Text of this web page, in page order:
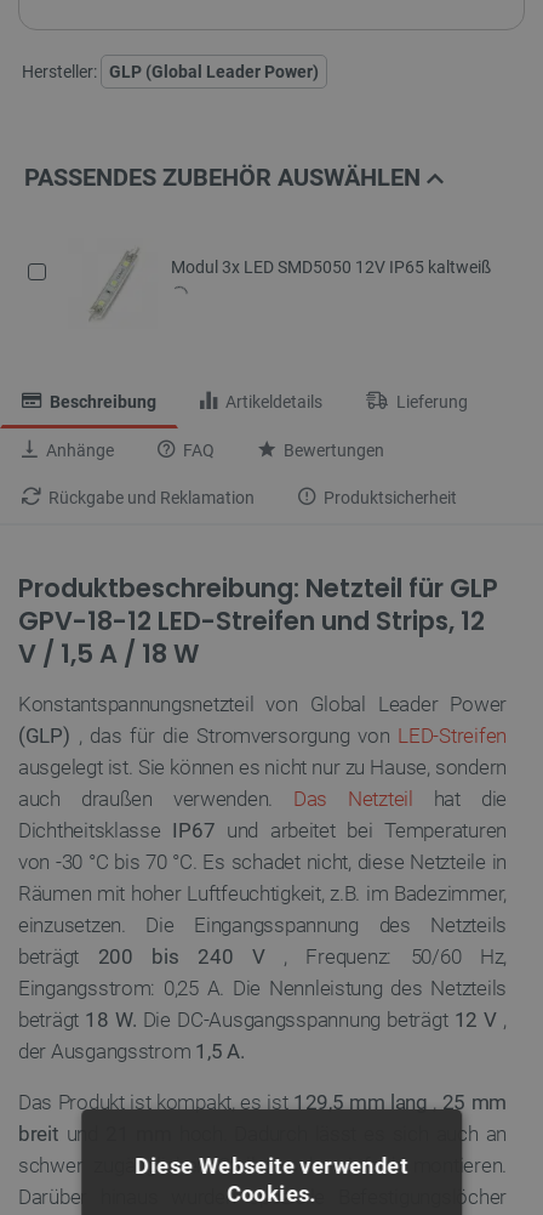
Hersteller: GLP (Global Leader Power)
PASSENDES ZUBEHÖR AUSWÄHLEN
Modul 3x LED SMD5050 12V IP65 kaltweiß
Beschreibung Artikeldetails Lieferung
Anhänge FAQ Bewertungen
Rückgabe und Reklamation Produktsicherheit
Produktbeschreibung: Netzteil für GLP
GPV-18-12 LED-Streifen und Strips, 12
V / 1,5 A / 18 W
Konstantspannungsnetzteil von Global Leader Power
(GLP) , das für die Stromversorgung von LED-Streifen
ausgelegt ist. Sie können es nicht nur zu Hause, sondern
auch draußen verwenden. Das Netzteil hat die
Dichtheitsklasse IP67 und arbeitet bei Temperaturen
von -30 °C bis 70 °C. Es schadet nicht, diese Netzteile in
Räumen mit hoher Luftfeuchtigkeit, z.B. im Badezimmer,
einzusetzen. Die Eingangsspannung des Netzteils
beträgt 200 bis 240 V, Frequenz: 50/60 Hz,
Eingangsstrom: 0,25 A. Die Nennleistung des Netzteils
beträgt 18 W. Die DC-Ausgangsspannung beträgt 12 V ,
der Ausgangsstrom 1,5 A.
Das Produkt ist kompakt, es ist 129,5 mm lang , 25 mm
breit und
hoch. Dadurch lässt es sich auch an
schwer zugänglichen Stellen sehr einfach montieren.
Darüber hinaus wurden spezielle Befestigungslöcher
Diese Webseite verwendet
Cookies.